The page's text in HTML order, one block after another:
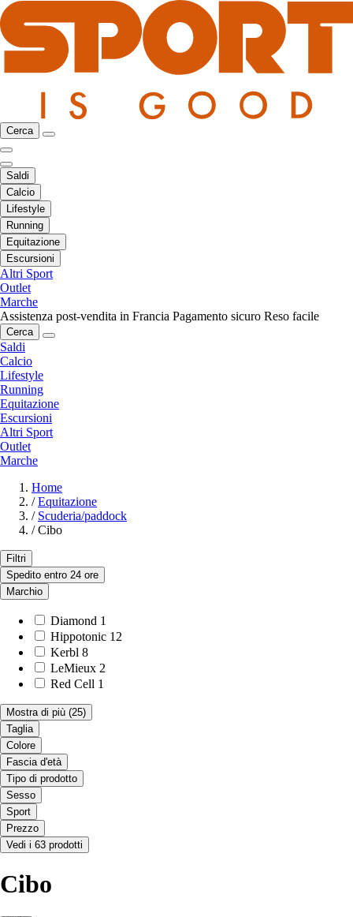
Cerca
Saldi
Calcio
Lifestyle
Running
Equitazione
Escursioni
Altri Sport
Outlet
Marche
Assistenza post-vendita in Francia Pagamento sicuro Reso facile
Cerca
Saldi
Calcio
Lifestyle
Running
Equitazione
Escursioni
Altri Sport
Outlet
Marche
Home
/ Equitazione
/ Scuderia/paddock
/ Cibo
Filtri
Spedito entro 24 ore
Marchio
Diamond 1
Hippotonic 12
Kerbl 8
LeMieux 2
Red Cell 1
Mostra di più (25)
Taglia
Colore
Fascia d'età
Tipo di prodotto
Sesso
Sport
Prezzo
Vedi i 63 prodotti
Cibo